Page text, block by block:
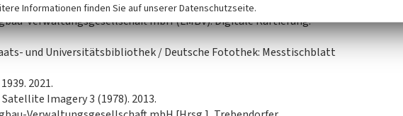
Luftbilder 1950er Jahre. 2021.
Verwaltungsgesellschaft mbH (LMBV): Digitale Kartierung:
und Universitätsbibliothek / Deutsche Fotothek: Messtischblatt
2021.
Imagery 3 (1978). 2013.
Informationen finden Sie auf unserer Datenschutzseite.